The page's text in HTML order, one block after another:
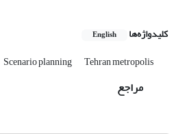
کلیدواژه‌ها English
Scenario planning Tehran metropolis
مراجع